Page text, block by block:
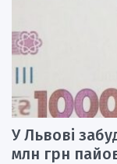
У Львові
млн грн